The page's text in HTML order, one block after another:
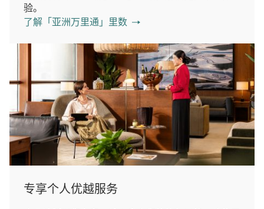
验。
了解「亚洲万里通」里数
专享个人优越服务